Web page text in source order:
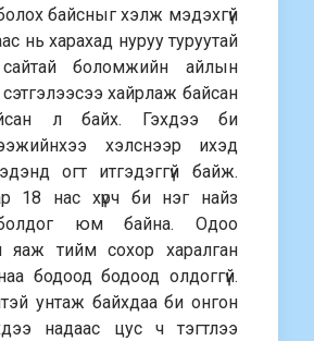
байсныг хэлж мэдэхгүй
нь харахад нуруу туруутай
боломжийн айлын
сэтгэлээсээ хайрлаж байсан
л байх. Гэхдээ би
ээжийнхээ хэлснээр ихэд
огт итгэдэггүй байж.
18 нас хүрч би нэг найз
болдог юм байна. Одоо
яаж тийм сохор харалган
бодоод бодоод олдоггүй.
унтаж байхдаа би онгон
надаас цус ч тэгтлээ